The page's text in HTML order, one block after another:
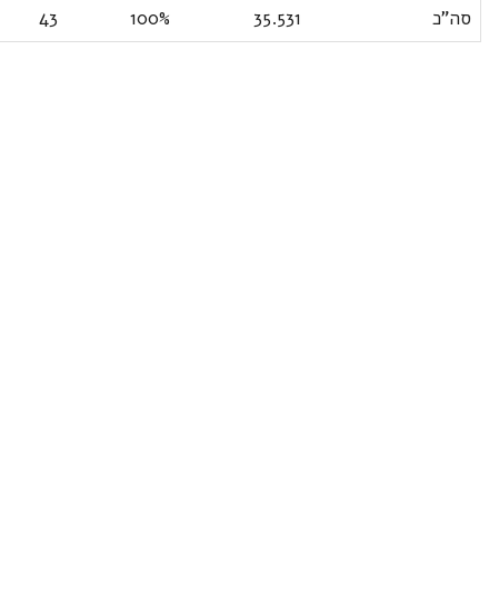
סה"כ
35.531
100%
43